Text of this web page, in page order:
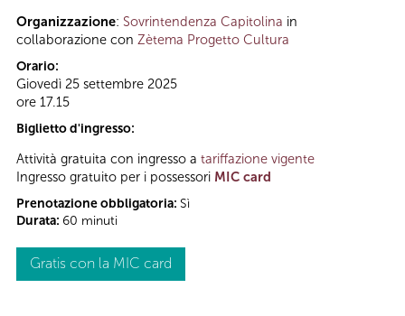
Organizzazione: Sovrintendenza Capitolina in
collaborazione con Zètema Progetto Cultura
Orario:
Giovedì 25 settembre 2025
ore 17.15
Biglietto d'ingresso:
Attività gratuita con ingresso a tariffazione vigente
Ingresso gratuito per i possessori MIC card
Prenotazione obbligatoria: Sì
Durata: 60 minuti
Gratis con la MIC card